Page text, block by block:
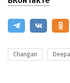
Changan